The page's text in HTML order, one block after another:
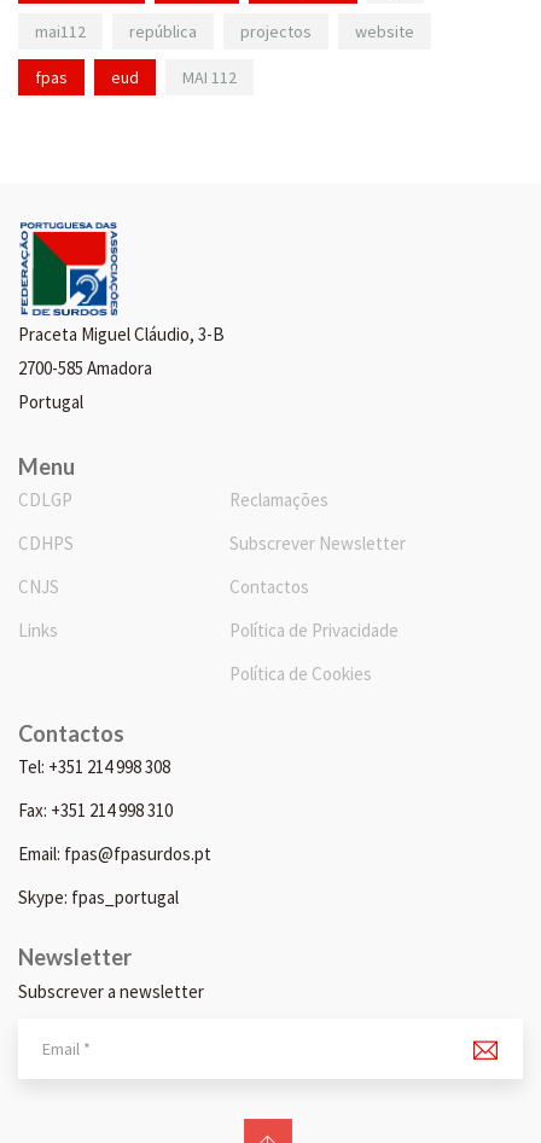
mai112 república projectos website
fpas eud MAI 112
Praceta Miguel Cláudio, 3-B
2700-585 Amadora
Portugal
Menu
CDLGP
CDHPS
CNJS
Links
Reclamações
Subscrever Newsletter
Contactos
Política de Privacidade
Política de Cookies
Contactos
Tel: +351 214 998 308
Fax: +351 214 998 310
Email: fpas@fpasurdos.pt
Skype: fpas_portugal
Newsletter
Subscrever a newsletter